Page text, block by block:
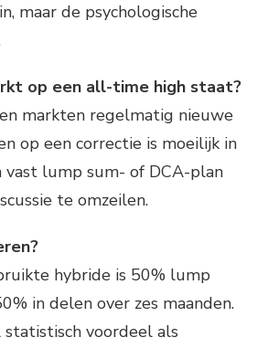
maar de psychologische
op een all-time high staat?
markten regelmatig nieuwe
op een correctie is moeilijk in
vast lump sum- of DCA-plan
te omzeilen.
hybride is 50% lump
in delen over zes maanden.
voordeel als